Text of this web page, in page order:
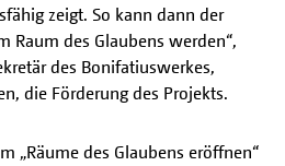
zeigt. So kann dann der
Raum des Glaubens werden“,
des Bonifatiuswerkes,
die Förderung des Projekts.
„Räume des Glaubens eröffnen“